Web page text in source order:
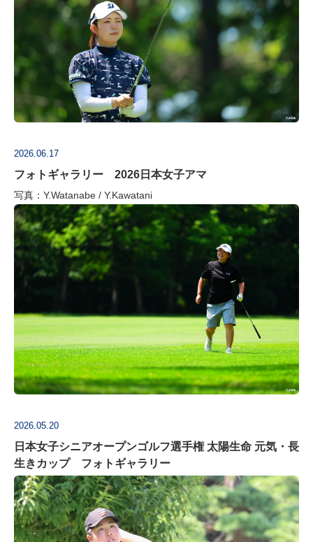
2026.06.17
フォトギャラリー 2026日本女子アマ
写真：Y.Watanabe / Y.Kawatani
2026.05.20
日本女子シニアオープンゴルフ選手権 太陽生命 元気・長
生きカップ フォトギャラリー